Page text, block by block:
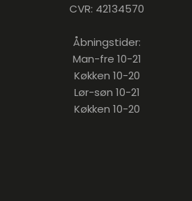
CVR: 42134570
Åbningstider:
Man-fre 10-21
Køkken 10-20
Lør-søn 10-21
Køkken 10-20